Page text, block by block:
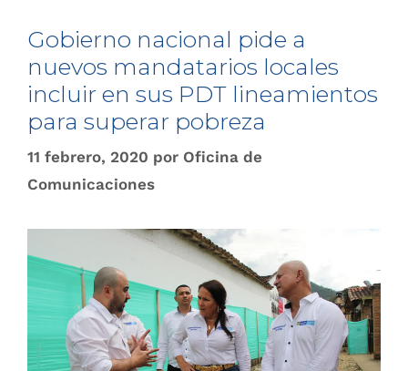
Gobierno nacional pide a
nuevos mandatarios locales
incluir ​en sus PDT lineamientos
para superar pobreza
11 febrero, 2020 por Oficina de
Comunicaciones